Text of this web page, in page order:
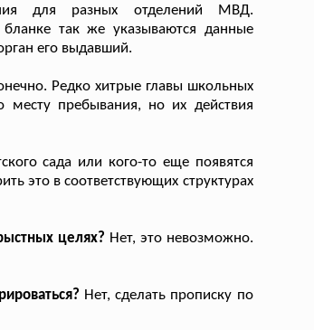
для разных отделений МВД.
так же указываются данные
его выдавший.
Редко хитрые главы школьных
месту пребывания, но их действия
сада или кого-то еще появятся
это в соответствующих структурах
целях? Нет, это невозможно.
Нет, сделать прописку по